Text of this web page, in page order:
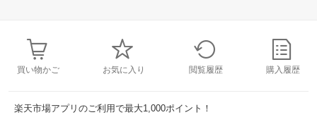
買い物かご お気に入り 閲覧履歴 購入履歴
楽天市場アプリのご利用で最大1,000ポイント！